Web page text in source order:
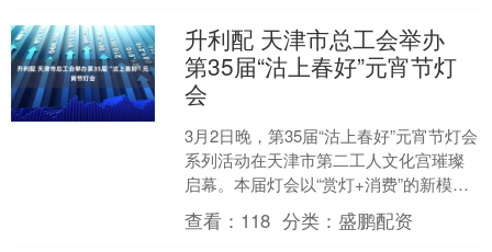
升利配 天津市总工会举办
第35届“沽上春好”元宵节灯
会
3月2日晚，第35届“沽上春好”元宵节灯会
系列活动在天津市第二工人文化宫璀璨
启幕。本届灯会以“赏灯+消费”的新模
式，吸引了众多市民游客来到活动现
场，感受这场灯火....
查看： 118 分类： 盛鹏配资